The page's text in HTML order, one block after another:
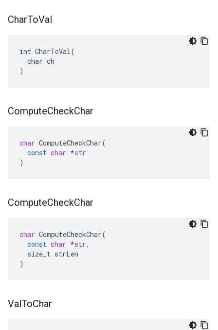
CharToVal
int CharToVal(
  char ch
)
ComputeCheckChar
char ComputeCheckChar(
const char *str
)
ComputeCheckChar
char ComputeCheckChar(
const char *str,
size_t strLen
)
ValToChar